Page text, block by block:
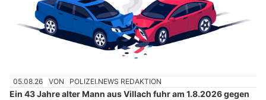
05.08.26 VON POLIZEI.NEWS REDAKTION
Ein 43 Jahre alter Mann aus Villach fuhr am 1.8.2026 gegen